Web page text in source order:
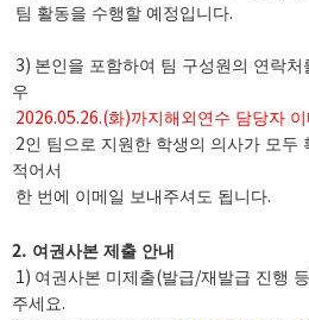
팀 활동을 수행할 예정입니다.
3) 본인을 포함하여 팀 구성원의 연락
우
2026.05.26.(화)까지해외연수 담당자
2인 팀으로 지원한 학생의 의사가 모두
적어서
한 번에 이메일 보내주셔도 됩니다.
2. 여권사본 제출 안내
1) 여권사본 미제출(발급/재발급 진행 등
주세요.